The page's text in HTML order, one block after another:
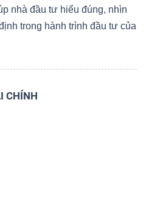
nhà đầu tư hiểu đúng, nhìn
trong hành trình đầu tư của
CHÍNH